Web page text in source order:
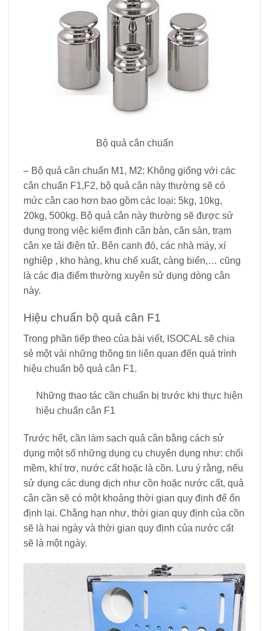
Bộ quả cân chuẩn
– Bộ quả cân chuẩn M1, M2: Không giống với các
cân chuẩn F1,F2, bộ quả cân này thường sẽ có
mức cân cao hơn bao gồm các loại: 5kg, 10kg,
20kg, 500kg. Bộ quả cân này thường sẽ được sử
dụng trong việc kiểm định cân bàn, cân sàn, trạm
cân xe tải điện tử. Bên cạnh đó, các nhà máy, xí
nghiệp , kho hàng, khu chế xuất, càng biển,… cũng
là các địa điểm thường xuyên sử dụng dòng cân
này.
Hiệu chuẩn bộ quả cân F1
Trong phần tiếp theo của bài viết, ISOCAL sẽ chia
sẻ một vài những thông tin liên quan đến quá trình
hiệu chuẩn bộ quả cân F1.
Những thao tác cần chuẩn bị trước khi thực hiện
hiệu chuẩn cân F1
Trước hết, cần làm sạch quả cân bằng cách sử
dụng một số những dụng cụ chuyên dụng như: chổi
mềm, khí trơ, nước cất hoặc là cồn. Lưu ý rằng, nếu
sử dụng các dung dịch như cồn hoặc nước cất, quả
cân cần sẽ có một khoảng thời gian quy định để ổn
định lại. Chằng hạn như, thời gian quy định của cồn
sẽ là hai ngày và thời gian quy định của nước cất
sẽ là một ngày.